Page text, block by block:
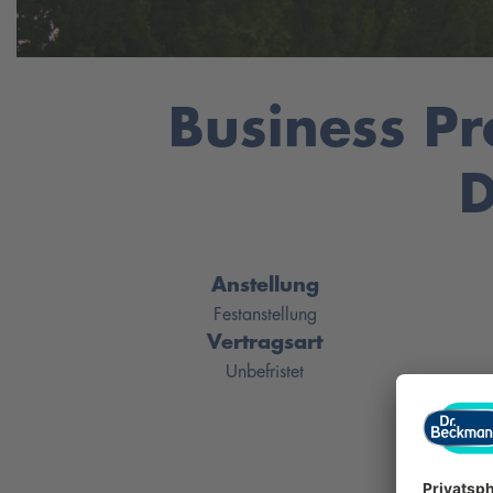
Business
Anstellung
Festanstellung
Vertragsart
Unbefristet
Geschlecht*